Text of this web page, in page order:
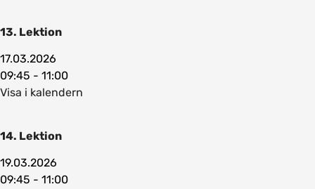
13. Lektion
17.03.2026
09:45 - 11:00
Visa i kalendern
14. Lektion
19.03.2026
09:45 - 11:00